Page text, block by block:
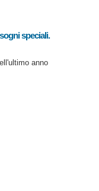
speciali.
anno